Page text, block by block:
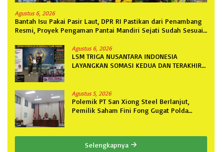
Agustus 6, 2026
Bantah Isu Pakai Pasir Laut, DPR RI Pastikan dari Penambang
Resmi, Proyek Pengaman Pantai Mandiri Sejati Sudah Sesuai
Agustus 6, 2026
LSM TRIGA NUSANTARA INDONESIA
LAYANGKAN SOMASI KEDUA DAN TERAKHIR
Agustus 5, 2026
Polemik PT San Xiong Steel Berlanjut,
Pemilik Saham Fini Fong Gugat Polda
Selengkapnya